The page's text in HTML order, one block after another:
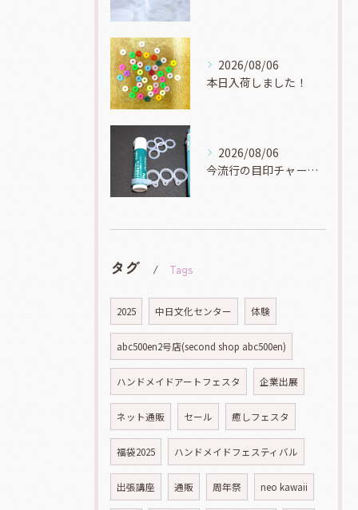
2026/08/06
本日入荷しました！
2026/08/06
今流行の目印チャーム！
タグ Tags
2025 中日文化センター 体験
abc500en2号店(second shop abc500en)
ハンドメイドアートフェスタ 企業出展
ネット通販 セール 癒しフェスタ
福袋2025 ハンドメイドフェスティバル
出張講座 通販 周年祭 neo kawaii